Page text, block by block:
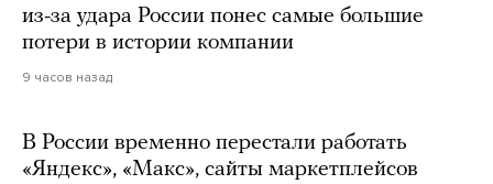
из-за удара России понес самые большие
потери в истории компании
9 часов назад
В России временно перестали работать
«Яндекс», «Макс», сайты маркетплейсов